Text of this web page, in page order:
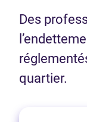
Des
quartier.